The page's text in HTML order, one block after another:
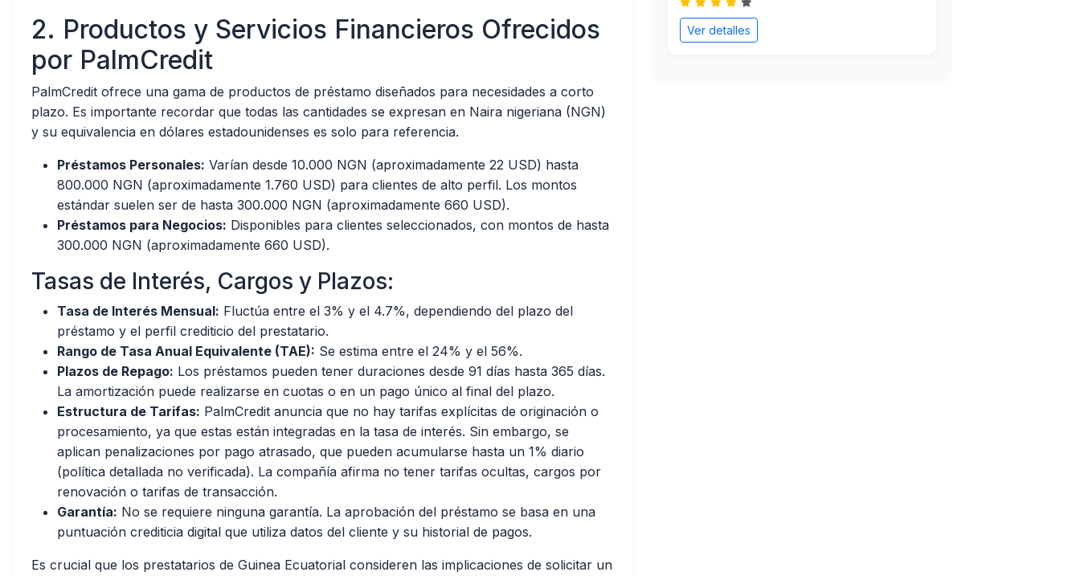
2. Productos y Servicios Financieros Ofrecidos
por PalmCredit
PalmCredit ofrece una gama de productos de préstamo diseñados para necesidades a corto
plazo. Es importante recordar que todas las cantidades se expresan en Naira nigeriana (NGN)
y su equivalencia en dólares estadounidenses es solo para referencia.
Préstamos Personales: Varían desde 10.000 NGN (aproximadamente 22 USD) hasta
800.000 NGN (aproximadamente 1.760 USD) para clientes de alto perfil. Los montos
estándar suelen ser de hasta 300.000 NGN (aproximadamente 660 USD).
Préstamos para Negocios: Disponibles para clientes seleccionados, con montos de hasta
300.000 NGN (aproximadamente 660 USD).
Tasas de Interés, Cargos y Plazos:
Tasa de Interés Mensual: Fluctúa entre el 3% y el 4.7%, dependiendo del plazo del
préstamo y el perfil crediticio del prestatario.
Rango de Tasa Anual Equivalente (TAE): Se estima entre el 24% y el 56%.
Plazos de Repago: Los préstamos pueden tener duraciones desde 91 días hasta 365 días.
La amortización puede realizarse en cuotas o en un pago único al final del plazo.
Estructura de Tarifas: PalmCredit anuncia que no hay tarifas explícitas de originación o
procesamiento, ya que estas están integradas en la tasa de interés. Sin embargo, se
aplican penalizaciones por pago atrasado, que pueden acumularse hasta un 1% diario
(política detallada no verificada). La compañía afirma no tener tarifas ocultas, cargos por
renovación o tarifas de transacción.
Garantía: No se requiere ninguna garantía. La aprobación del préstamo se basa en una
puntuación crediticia digital que utiliza datos del cliente y su historial de pagos.
Es crucial que los prestatarios de Guinea Ecuatorial consideren las implicaciones de solicitar un
Ver detalles